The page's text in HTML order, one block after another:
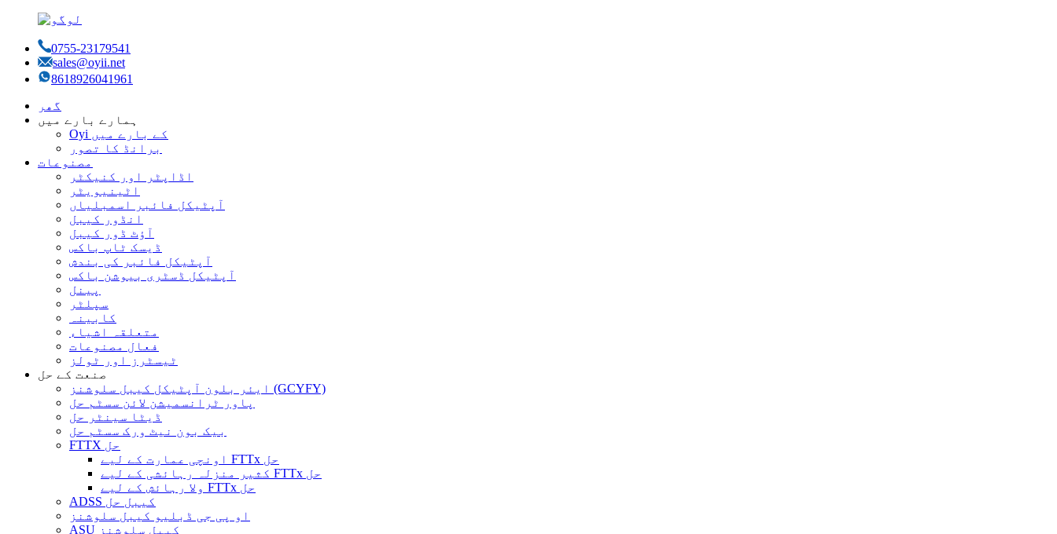
0755-23179541
sales@oyii.net
8618926041961
گھر
ہمارے بارے میں
Oyi کے بارے میں
برانڈ کا تصور
مصنوعات
اڈاپٹر اور کنیکٹر
اٹینیویٹر
آپٹیکل فائبر اسمبلیاں
انڈور کیبل
آؤٹ ڈور کیبل
ڈیسک ٹاپ باکس
آپٹیکل فائبر کی بندش
آپٹیکل ڈسٹری بیوشن باکس
پینل
سپلٹر
کابینہ
متعلقہ اشیاء
فعال مصنوعات
ٹیسٹرز اور ٹولز
صنعت کے حل
ایئر بلون آپٹیکل کیبل سلوشنز (GCYFY)
پاور ٹرانسمیشن لائن سسٹم حل
ڈیٹا سینٹر حل
بیک بون نیٹ ورک سسٹم حل
FTTX حل
اونچی عمارت کے لیے FTTx حل
کثیر منزلہ رہائشی کے لیے FTTx حل
ولا رہائش کے لیے FTTx حل
ADSS کیبل حل
او پی جی ڈبلیو کیبل سلوشنز
ASU کیبل سلوشنز